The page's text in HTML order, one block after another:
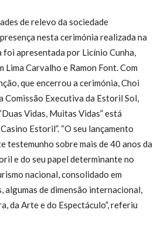
de relevo da sociedade
nesta cerimónia realizada na
foi apresentada por Licínio Cunha,
Lima Carvalho e Ramon Font. Com
que encerrou a cerimónia, Choi
Comissão Executiva da Estoril Sol,
Vidas, Muitas Vidas” está
Estoril”. “O seu lançamento
testemunho sobre mais de 40 anos da
e do seu papel determinante no
nacional, consolidado em
algumas de dimensão internacional,
da Arte e do Espectáculo”, referiu